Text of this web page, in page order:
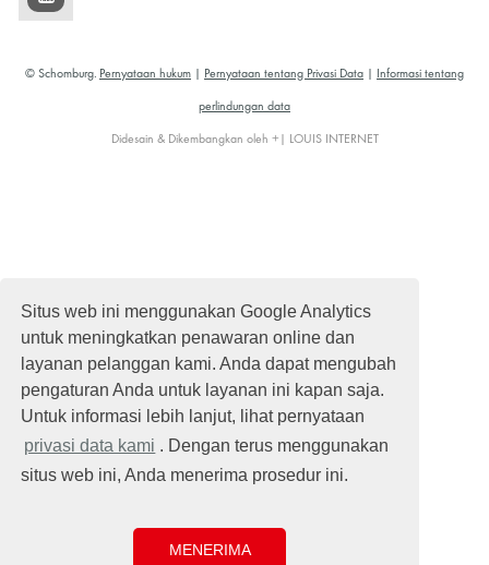
Situs web ini menggunakan Google Analytics
untuk meningkatkan penawaran online dan
layanan pelanggan kami. Anda dapat mengubah
pengaturan Anda untuk layanan ini kapan saja.
Untuk informasi lebih lanjut, lihat pernyataan
privasi data kami . Dengan terus menggunakan
situs web ini, Anda menerima prosedur ini.
MENERIMA
© Schomburg. Pernyataan hukum Pernyataan tentang Privasi Data Informasi tentang
perlindungan data
Didesain & Dikembangkan oleh +| LOUIS INTERNET